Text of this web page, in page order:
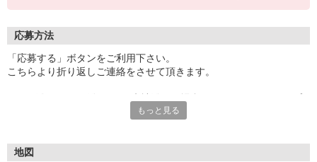
応募方法
「応募する」ボタンをご利用下さい。
こちらより折り返しご連絡をさせて頂きます。
もっと見る
地図